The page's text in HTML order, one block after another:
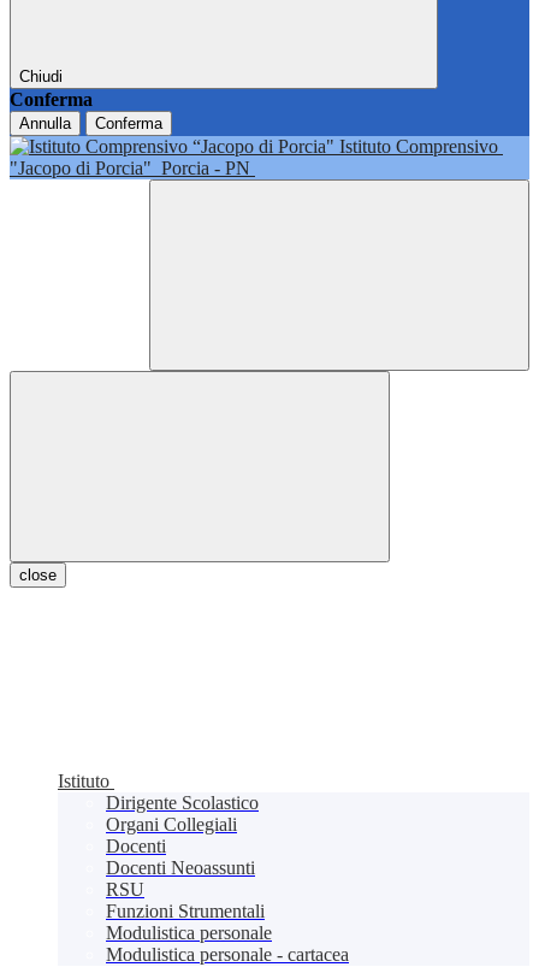
Chiudi
Conferma
Annulla Conferma
Istituto Comprensivo
"Jacopo di Porcia" Porcia - PN
close
Istituto
Dirigente Scolastico
Organi Collegiali
Docenti
Docenti Neoassunti
RSU
Funzioni Strumentali
Modulistica personale
Modulistica personale - cartacea